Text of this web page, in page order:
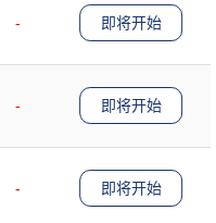
-
即将开始
-
即将开始
-
即将开始